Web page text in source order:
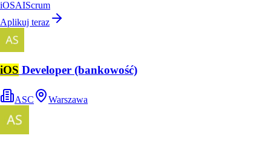
iOSAIScrum
Aplikuj teraz
iOS Developer (bankowość)
ASC Warszawa